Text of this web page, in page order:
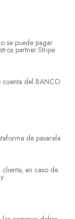
se puede pagar
partner:Stripe
cuenta del BANCO
de pasarela
en caso de